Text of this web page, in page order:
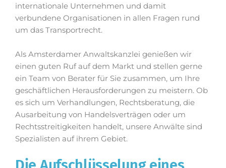
internationale Unternehmen und damit
verbundene Organisationen in allen Fragen rund
um das Transportrecht.
Als Amsterdamer Anwaltskanzlei genießen wir
einen guten Ruf auf dem Markt und stellen gerne
ein Team von Berater für Sie zusammen, um Ihre
geschäftlichen Herausforderungen zu meistern. Ob
es sich um Verhandlungen, Rechtsberatung, die
Ausarbeitung von Handelsverträgen oder um
Rechtsstreitigkeiten handelt, unsere Anwälte sind
Spezialisten auf ihrem Gebiet.